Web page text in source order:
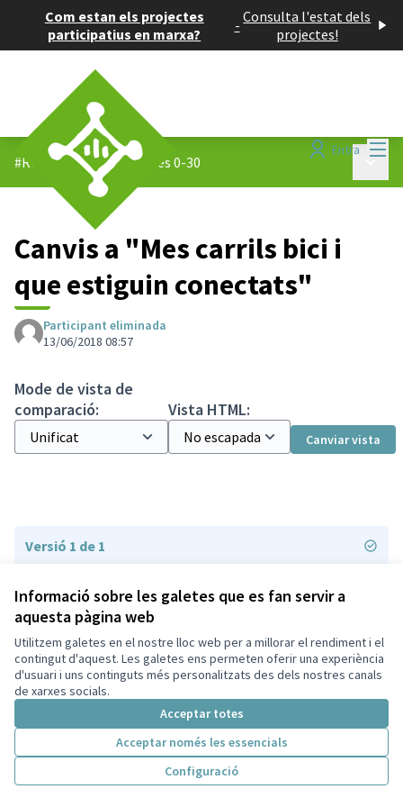
Informació sobre les galetes que es fan servir a
aquesta pàgina web
Utilitzem galetes en el nostre lloc web per a millorar el rendiment i el
contingut d'aquest. Les galetes ens permeten oferir una experiència
d'usuari i uns continguts més personalitzats des dels nostres canals
de xarxes socials.
Acceptar totes
Acceptar només les essencials
Configuració
Com estan els projectes
participatius en marxa?
- Consulta l'estat dels
projectes!
Entra
#Reptes 0-30/Propostes 0-30
Canvis a "Mes carrils bici i
que estiguin conectats"
Participant eliminada
13/06/2018 08:57
Mode de vista de
comparació:
Vista HTML:
Canviar vista
Versió 1 de 1
Termes i condicions d'ús
Configuració de les galetes
Decidim Sant Cugat a X
(Enllaç extern)
Decidim Sant Cugat a Facebook
Decidim Sant Cugat a Instagram
Decidim Sant Cugat a GitHub
(Enllaç extern)
Web creada ambprogramari lliure .
Amb
(Enllaç